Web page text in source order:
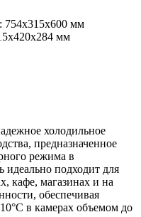
754x315x600 мм
мм
холодильное
предназначенное
режима в
подходит для
кафе, магазинах и на
обеспечивая
в камерах объемом до